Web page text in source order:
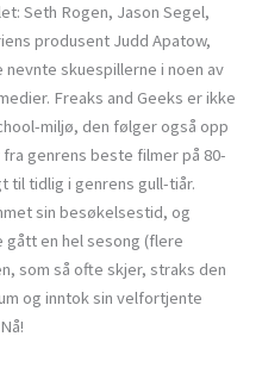
Seth Rogen, Jason Segel,
produsent Judd Apatow,
skuespillerne i noen av
Freaks and Geeks er ikke
miljø, den følger også opp
genrens beste filmer på 80-
til tidlig i genrens gull-tiår.
sin besøkelsestid, og
en hel sesong (flere
som så ofte skjer, straks den
og inntok sin velfortjente